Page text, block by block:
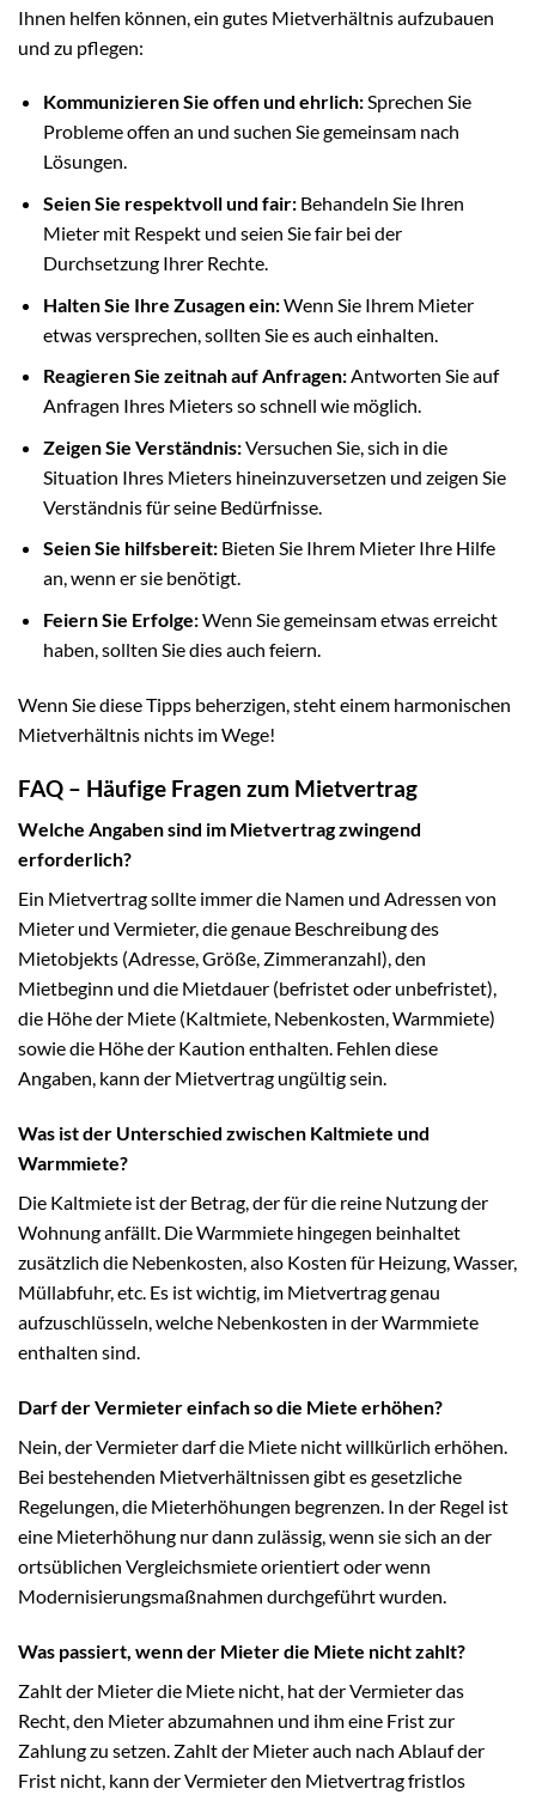
Ihnen helfen können, ein gutes Mietverhältnis aufzubauen
und zu pflegen:
Kommunizieren Sie offen und ehrlich:Sprechen Sie
Probleme offen an und suchen Sie gemeinsam nach
Lösungen.
Seien Sie respektvoll und fair:Behandeln Sie Ihren
Mieter mit Respekt und seien Sie fair bei der
Durchsetzung Ihrer Rechte.
Halten Sie Ihre Zusagen ein:Wenn Sie Ihrem Mieter
etwas versprechen, sollten Sie es auch einhalten.
Reagieren Sie zeitnah auf Anfragen:Antworten Sie auf
Anfragen Ihres Mieters so schnell wie möglich.
Zeigen Sie Verständnis:Versuchen Sie, sich in die
Situation Ihres Mieters hineinzuversetzen und zeigen Sie
Verständnis für seine Bedürfnisse.
Seien Sie hilfsbereit:Bieten Sie Ihrem Mieter Ihre Hilfe
an, wenn er sie benötigt.
Feiern Sie Erfolge:Wenn Sie gemeinsam etwas erreicht
haben, sollten Sie dies auch feiern.
Wenn Sie diese Tipps beherzigen, steht einem harmonischen
Mietverhältnis nichts im Wege!
FAQ – Häufige Fragen zum Mietvertrag
Welche Angaben sind im Mietvertrag zwingend
erforderlich?
Ein Mietvertrag sollte immer die Namen und Adressen von
Mieter und Vermieter, die genaue Beschreibung des
Mietobjekts (Adresse, Größe, Zimmeranzahl), den
Mietbeginn und die Mietdauer (befristet oder unbefristet),
die Höhe der Miete (Kaltmiete, Nebenkosten, Warmmiete)
sowie die Höhe der Kaution enthalten. Fehlen diese
Angaben, kann der Mietvertrag ungültig sein.
Was ist der Unterschied zwischen Kaltmiete und
Warmmiete?
Die Kaltmiete ist der Betrag, der für die reine Nutzung der
Wohnung anfällt. Die Warmmiete hingegen beinhaltet
zusätzlich die Nebenkosten, also Kosten für Heizung, Wasser,
Müllabfuhr, etc. Es ist wichtig, im Mietvertrag genau
aufzuschlüsseln, welche Nebenkosten in der Warmmiete
enthalten sind.
Darf der Vermieter einfach so die Miete erhöhen?
Nein, der Vermieter darf die Miete nicht willkürlich erhöhen.
Bei bestehenden Mietverhältnissen gibt es gesetzliche
Regelungen, die Mieterhöhungen begrenzen. In der Regel ist
eine Mieterhöhung nur dann zulässig, wenn sie sich an der
ortsüblichen Vergleichsmiete orientiert oder wenn
Modernisierungsmaßnahmen durchgeführt wurden.
Was passiert, wenn der Mieter die Miete nicht zahlt?
Zahlt der Mieter die Miete nicht, hat der Vermieter das
Recht, den Mieter abzumahnen und ihm eine Frist zur
Zahlung zu setzen. Zahlt der Mieter auch nach Ablauf der
Frist nicht, kann der Vermieter den Mietvertrag fristlos